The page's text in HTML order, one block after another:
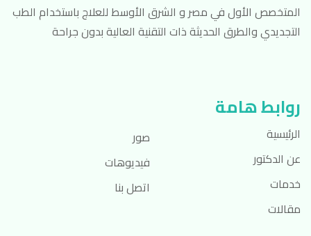
المتخصص الأول في مصر و الشرق الأوسط للعلاج باستخدام الطب
التجديدي والطرق الحديثة ذات التقنية العالية بدون جراحة
روابط هامة
الرئيسية
عن الدكتور
خدمات
مقالات
صور
فيديوهات
اتصل بنا